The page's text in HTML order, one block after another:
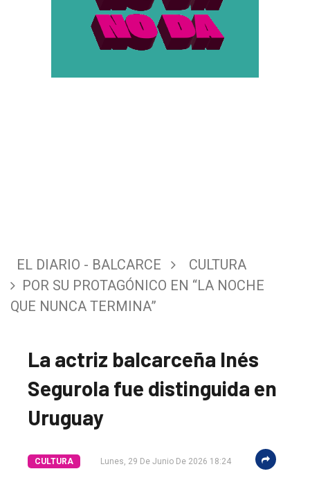
EL DIARIO - BALCARCE
CULTURA
POR SU PROTAGÓNICO EN “LA NOCHE
QUE NUNCA TERMINA”
La actriz balcarceña Inés
Segurola fue distinguida en
Uruguay
CULTURA Lunes, 29 De Junio De 2026 18:24